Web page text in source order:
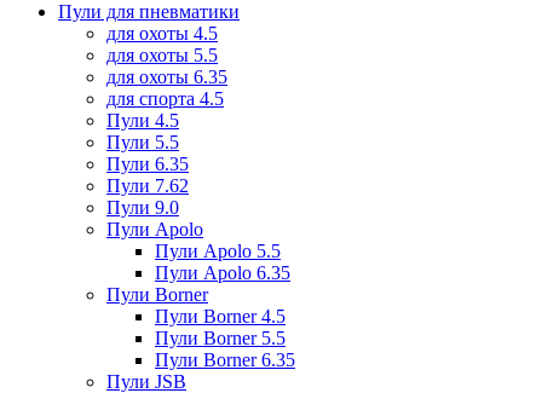
Пули для пневматики
для охоты 4.5
для охоты 5.5
для охоты 6.35
для спорта 4.5
Пули 4.5
Пули 5.5
Пули 6.35
Пули 7.62
Пули 9.0
Пули Apolo
Пули Apolo 5.5
Пули Apolo 6.35
Пули Borner
Пули Borner 4.5
Пули Borner 5.5
Пули Borner 6.35
Пули JSB